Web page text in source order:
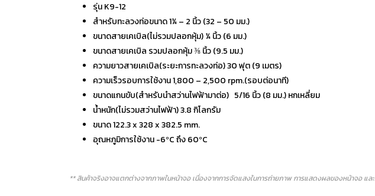
รุ่น K9-12
สำหรับทะลวงท่อขนาด 1¼ – 2 นิ้ว (32 – 50 มม.)
ขนาดสายเคเบิล(ไม่รวมปลอกหุ้ม) ¼ นิ้ว (6 มม.)
ขนาดสายเคเบิล รวมปลอกหุ้ม ⅜ นิ้ว (9.5 มม.)
ความยาวสายเคเบิล(ระยะการทะลวงท่อ) 30 ฟุต (9 เมตร)
ความเร็วรอบการใช้งาน 1,800 – 2,500 rpm.(รอบต่อนาที)
ขนาดแกนขับ(สำหรับนำสว่านไฟฟ้ามาต่อ) 5/16 นิ้ว (8 มม.) หกเหลี่ยม
น้ำหนัก(ไม่รวมสว่านไฟฟ้า) 3.8 กิโลกรัม
ขนาด 122.3 x 328 x 382.5 mm.
อุณหภูมิการใช้งาน -6ºC ถึง 60ºC
** สินค้าจริงอาจแตกต่างจากภาพในหน้าจอ เนื่องจากการจัดแสงในการถ่ายภาพ การแสดงผลของหน้าจอ แ